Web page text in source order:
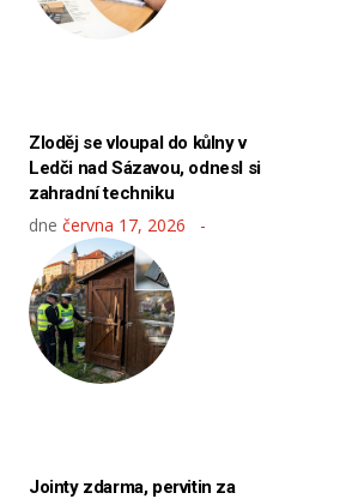
Zloděj se vloupal do kůlny v
Ledči nad Sázavou, odnesl si
zahradní techniku
dne června 17, 2026
Jointy zdarma, pervitin za